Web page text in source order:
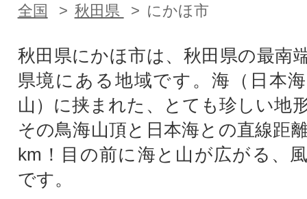
全国 秋田県 にかほ市
秋田県にかほ市は、秋田県の最南
県境にある地域です。海（日本
山）に挟まれた、とても珍しい地
その鳥海山頂と日本海との直線距
km！目の前に海と山が広がる、
です。